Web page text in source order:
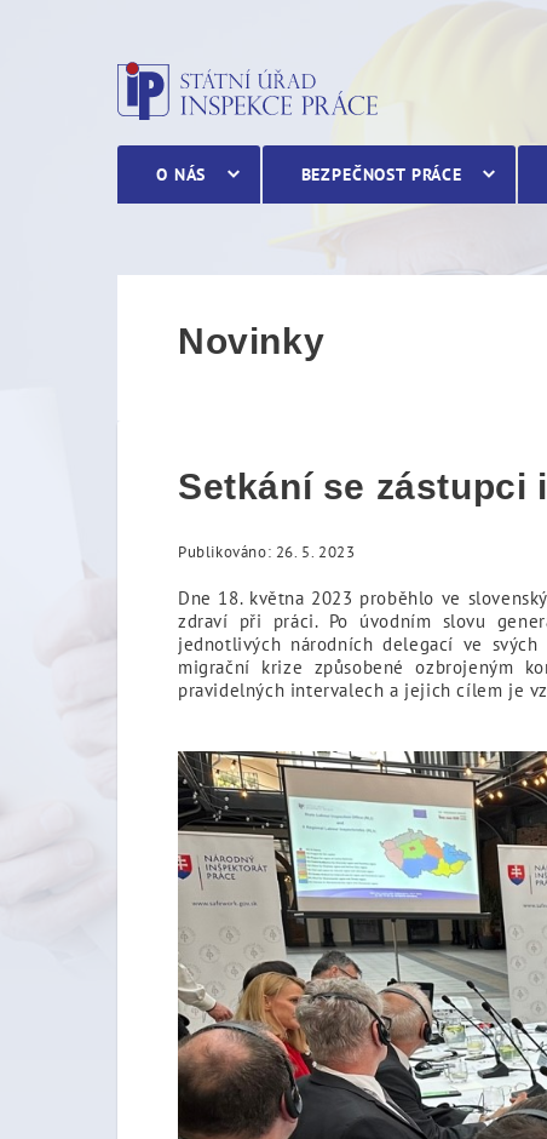
Setkání se zástupci
O NÁS BEZPEČNOST PRÁCE
Novinky
Setkání se zástupci
Publikováno: 26. 5. 2023
Dne 18. května 2023 proběhlo ve
zdraví při práci. Po úvodním slovu
jednotlivých národních delegací ve
migrační krize způsobené ozbrojeným
pravidelných intervalech a jejich cílem je